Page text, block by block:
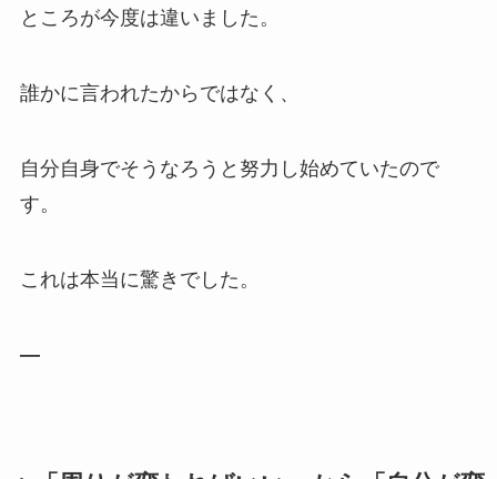
ところが今度は違いました。
誰かに言われたからではなく、
自分自身でそうなろうと努力し始めていたので
す。
これは本当に驚きでした。
—